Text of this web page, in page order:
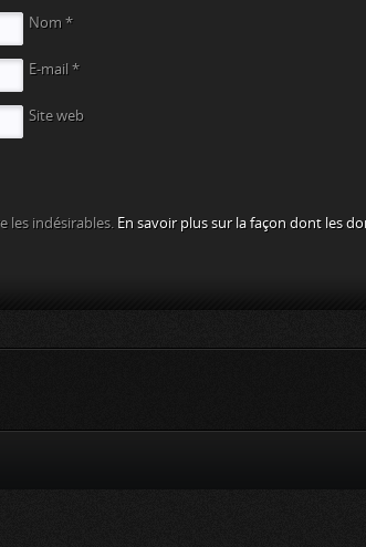
Nom *
E-mail *
Site web
les indésirables. En savoir plus sur la façon dont les